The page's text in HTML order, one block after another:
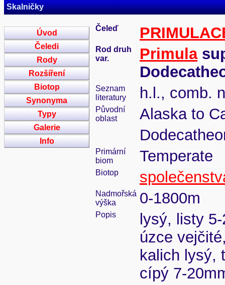
Skalničky
Úvod
Čeledi
Rody
Rozšíření
Biotop
Synonyma
Typy
Galerie
Info
Čeleď
Rod druh
var.
Primula
Seznam
literatury
h.l., comb.
Původní
oblast
Alaska to
Primární
biom
Temperate
Biotop
Nadmořská
výška
0-1800m
Popis
lysý, listy
úzce
kalich lysý,
cípý 7-